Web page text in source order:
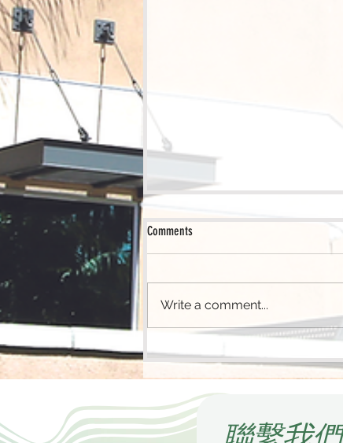
打造牧者家庭的智慧理財藍
圖
Comments
Write a comment...